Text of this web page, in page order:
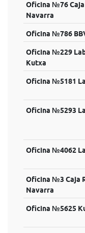
Oficina №76 Caja
Navarra
Oficina №786
Oficina №229
Kutxa
Oficina №5181
Oficina №5293
Oficina №4062
Oficina №3 Caja
Navarra
Oficina №5625